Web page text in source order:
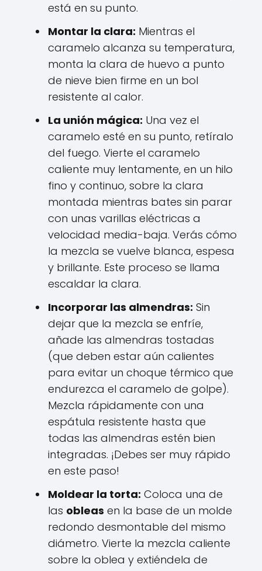
está en su punto.
Montar la clara: Mientras el
caramelo alcanza su temperatura,
monta la clara de huevo a punto
de nieve bien firme en un bol
resistente al calor.
La unión mágica: Una vez el
caramelo esté en su punto, retíralo
del fuego. Vierte el caramelo
caliente muy lentamente, en un hilo
fino y continuo, sobre la clara
montada mientras bates sin parar
con unas varillas eléctricas a
velocidad media-baja. Verás cómo
la mezcla se vuelve blanca, espesa
y brillante. Este proceso se llama
escaldar la clara.
Incorporar las almendras: Sin
dejar que la mezcla se enfríe,
añade las almendras tostadas
(que deben estar aún calientes
para evitar un choque térmico que
endurezca el caramelo de golpe).
Mezcla rápidamente con una
espátula resistente hasta que
todas las almendras estén bien
integradas. ¡Debes ser muy rápido
en este paso!
Moldear la torta: Coloca una de
las obleas en la base de un molde
redondo desmontable del mismo
diámetro. Vierte la mezcla caliente
sobre la oblea y extiéndela de